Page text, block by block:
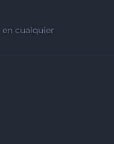
cualquier